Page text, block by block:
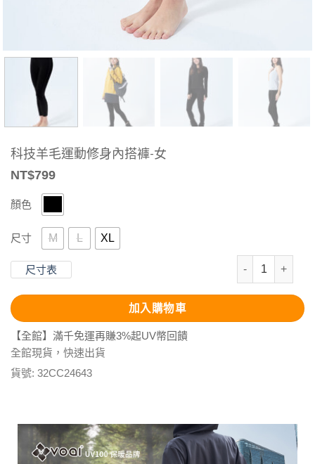
科技羊毛運動修身內搭褲-女
NT$799
顏色
尺寸 M L XL
尺寸表
科技羊毛運動
加入購物車
【全館】滿千免運再賺3%起UV幣回饋
全館現貨，快速出貨
貨號: 32CC24643